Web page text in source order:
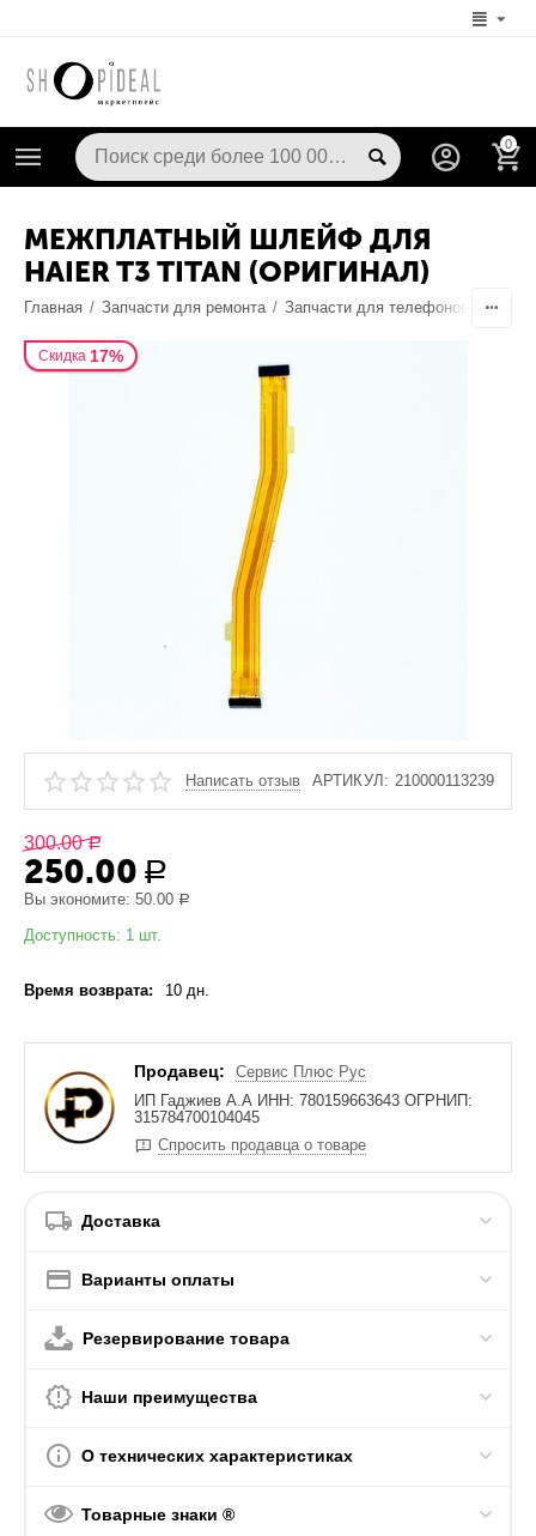
0
МЕЖПЛАТНЫЙ ШЛЕЙФ ДЛЯ
HAIER T3 TITAN (ОРИГИНАЛ)
Главная / Запчасти для ремонта / Запчасти для телефонов
Скидка 17%
Написать отзыв АРТИКУЛ: 210000113239
300.00 Р
250.00 Р
Вы экономите:50.00 Р
Доступность: 1 шт.
Время возврата: 10 дн.
Продавец:
Сервис Плюс Рус
ИП Гаджиев А.А ИНН: 780159663643 ОГРНИП:
315784700104045
Спросить продавца о товаре
Доставка
Варианты оплаты
Резервирование товара
Наши преимущества
О технических характеристиках
Товарные знаки ®